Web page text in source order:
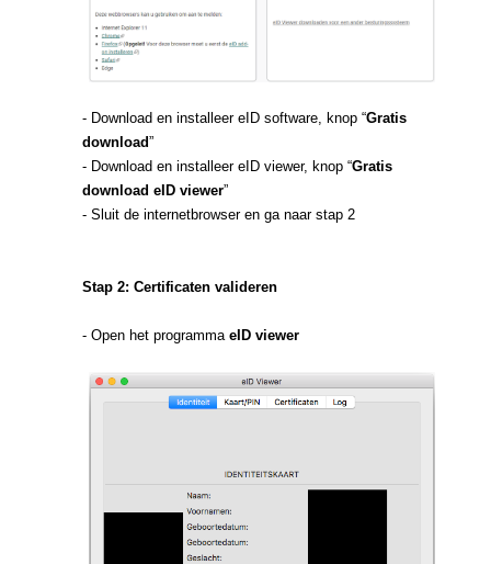
- Download en installeer eID software, knop “Gratis
download”
- Download en installeer eID viewer, knop “Gratis
download eID viewer”
- Sluit de internetbrowser en ga naar stap 2
Stap 2: Certificaten valideren
- Open het programma eID viewer